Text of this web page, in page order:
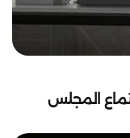
المجلس